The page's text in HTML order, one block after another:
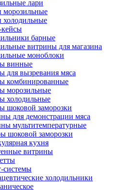
лари
морозильные
холодильные
барные
витрины для магазина
моноблоки
винные
для вызревания мяса
комбинированные
морозильные
холодильные
шоковой заморозки
для демонстрации мяса
мультитемпературные
шоковой заморозки
кухня
витрины
системы
холодильники